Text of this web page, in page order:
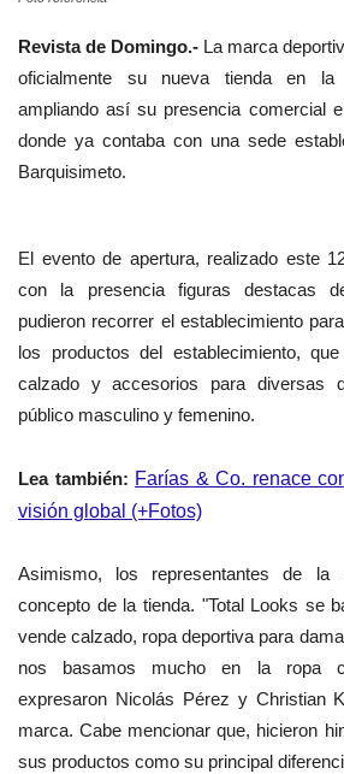
Revista de Domingo.- La marca
oficialmente su nueva tienda en la
ampliando así su presencia comercial
donde ya contaba con una sede
Barquisimeto.
El evento de apertura, realizado este
con la presencia figuras destacas
pudieron recorrer el establecimiento
los productos del establecimiento,
calzado y accesorios para diversas
público masculino y femenino.
Lea también: Farías & Co. renace
visión global (+Fotos)
Asimismo, los representantes de la
concepto de la tienda. "Total Looks se
vende calzado, ropa deportiva para
nos basamos mucho en la ropa
expresaron Nicolás Pérez y Christian
marca.Cabe mencionar que, hicieron
sus productos como su principal